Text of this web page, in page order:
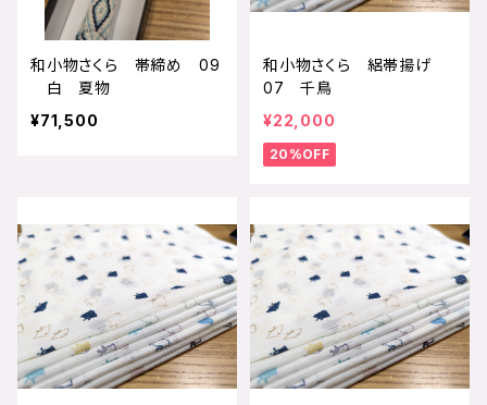
和小物さくら 帯締め 09
白 夏物
¥71,500
和小物さくら 絽帯揚げ
07 千鳥
¥22,000
20%OFF